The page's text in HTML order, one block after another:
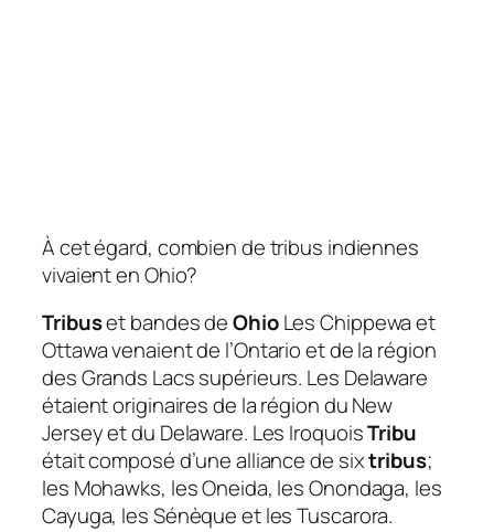
À cet égard, combien de tribus indiennes
vivaient en Ohio?
Tribuset bandes deOhio Les Chippewa et
Ottawa venaient de l’Ontario et de la région
des Grands Lacs supérieurs. Les Delaware
étaient originaires de la région du New
Jersey et du Delaware. Les IroquoisTribu
était composé d’une alliance de sixtribus;
les Mohawks, les Oneida, les Onondaga, les
Cayuga, les Sénèque et les Tuscarora.